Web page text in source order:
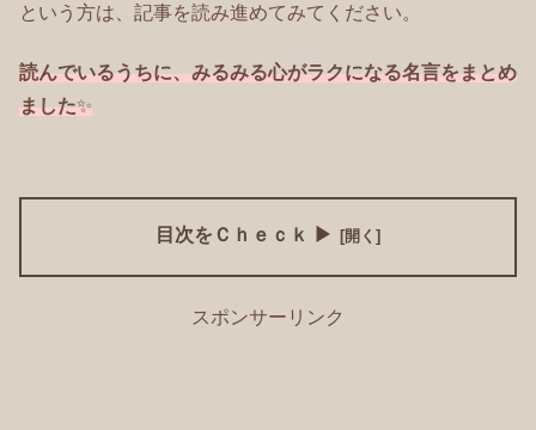
という方は、記事を読み進めてみてください。
読んでいるうちに、みるみる心がラクになる名言をまとめ
ました✨
目次をＣｈｅｃｋ ▶
スポンサーリンク